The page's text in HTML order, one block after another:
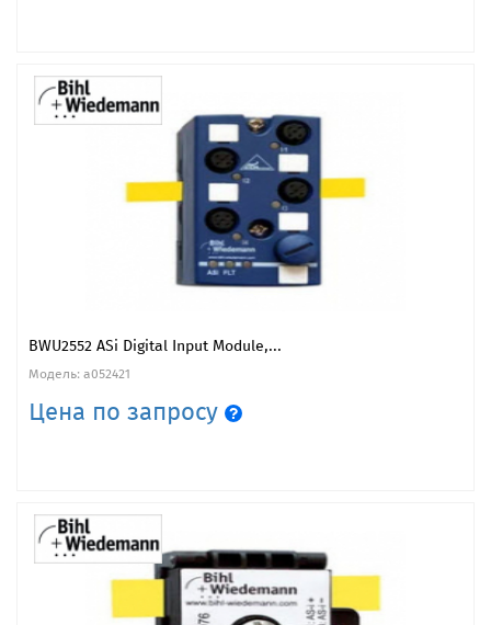
BWU2552 ASi Digital Input Module,...
Модель: a052421
Цена по запросу